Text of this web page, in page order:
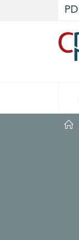
Cookies